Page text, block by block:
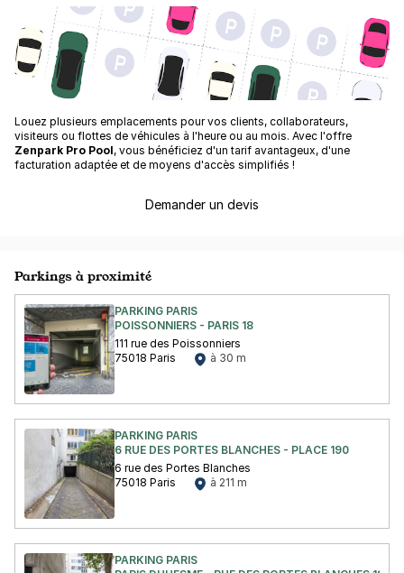
Louez plusieurs emplacements pour vos clients, collaborateurs,
visiteurs ou flottes de véhicules à l'heure ou au mois. Avec l'offre
Zenpark Pro Pool, vous bénéficiez d'un tarif avantageux, d'une
facturation adaptée et de moyens d'accès simplifiés !
Demander un devis
Parkings à proximité
PARKING PARIS
POISSONNIERS - PARIS 18
111 rue des Poissonniers
75018 Paris
à 30 m
PARKING PARIS
6 RUE DES PORTES BLANCHES - PLACE 190
6 rue des Portes Blanches
75018 Paris
à 211 m
PARKING PARIS